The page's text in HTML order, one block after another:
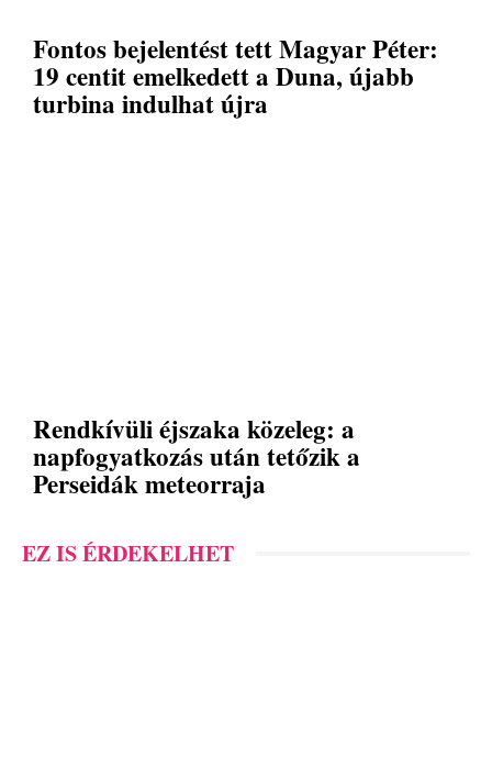
Fontos bejelentést tett Magyar Péter:
19 centit emelkedett a Duna, újabb
turbina indulhat újra
Rendkívüli éjszaka közeleg: a
napfogyatkozás után tetőzik a
Perseidák meteorraja
EZ IS ÉRDEKELHET